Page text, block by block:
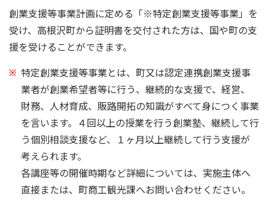
創業支援等事業計画に定める「※特定創業支援等事業」を
受け、高根沢町から証明書を交付された方は、国や町の支
援を受けることができます。
特定創業支援等事業とは、町又は認定連携創業支援事
業者が創業希望者等に行う、継続的な支援で、経営、
財務、人材育成、販路開拓の知識がすべて身につく事業
を言います。４回以上の授業を行う創業塾、継続して行
う個別相談支援など、１ヶ月以上継続して行う支援が
考えられます。
各講座等の開催時期など詳細については、実施主体へ
直接または、町商工観光課へお問い合わせください。